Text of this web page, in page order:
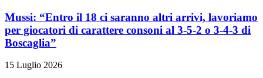
Mussi: “Entro il 18 ci saranno altri arrivi, lavoriamo
per giocatori di carattere consoni al 3-5-2 o 3-4-3 di
Boscaglia”
15 Luglio 2026